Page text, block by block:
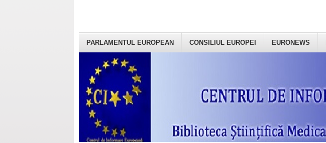
PARLAMENTUL EUROPEAN CONSILIUL EUROPEI EURONEWS